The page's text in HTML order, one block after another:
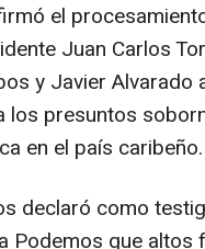
el
Juan Carlos
y Javier
los presuntos
en el país caribeño.
declaró como
Podemos que